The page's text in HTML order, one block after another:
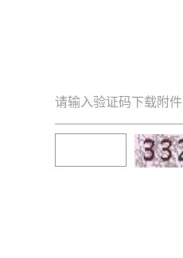
请输入验证码下载附件